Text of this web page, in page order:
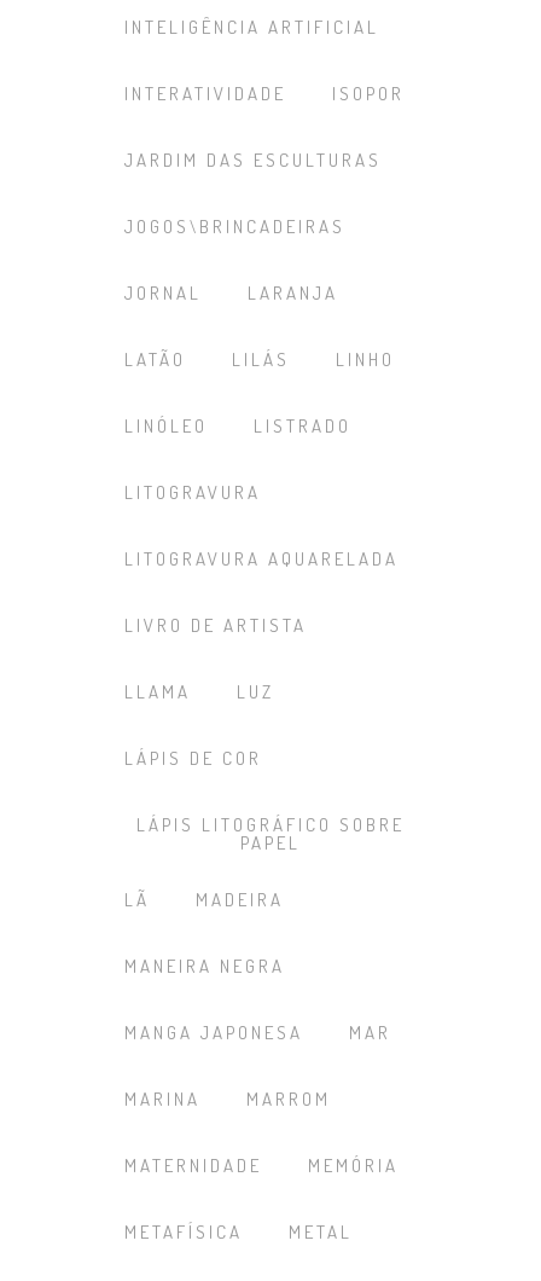
INTELIGÊNCIA ARTIFICIAL
INTERATIVIDADE ISOPOR
JARDIM DAS ESCULTURAS
JOGOS\BRINCADEIRAS
JORNAL LARANJA
LATÃO LILÁS LINHO
LINÓLEO LISTRADO
LITOGRAVURA
LITOGRAVURA AQUARELADA
LIVRO DE ARTISTA
LLAMA LUZ
LÁPIS DE COR
LÁPIS LITOGRÁFICO SOBRE
PAPEL
LÃ MADEIRA
MANEIRA NEGRA
MANGA JAPONESA MAR
MARINA MARROM
MATERNIDADE MEMÓRIA
METAFÍSICA METAL